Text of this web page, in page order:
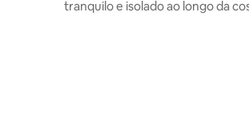
tranquilo e isolado ao longo da